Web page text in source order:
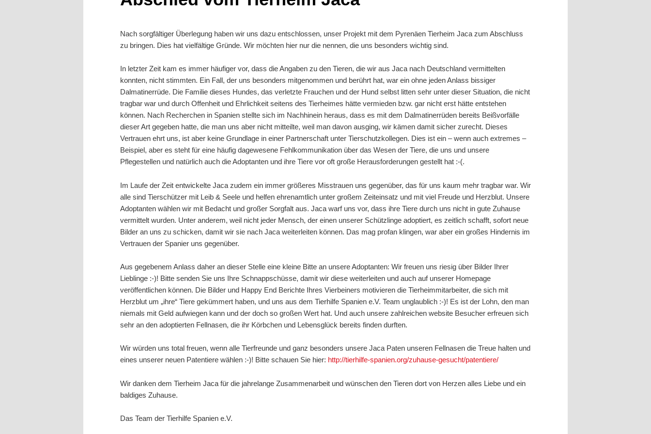
Nach sorgfältiger Überlegung haben wir uns dazu entschlossen, unser Projekt mit dem Pyrenäen Tierheim Jaca zum Abschluss
zu bringen. Dies hat vielfältige Gründe. Wir möchten hier nur die nennen, die uns besonders wichtig sind.
In letzter Zeit kam es immer häufiger vor, dass die Angaben zu den Tieren, die wir aus Jaca nach Deutschland vermittelten
konnten, nicht stimmten. Ein Fall, der uns besonders mitgenommen und berührt hat, war ein ohne jeden Anlass bissiger
Dalmatinerrüde. Die Familie dieses Hundes, das verletzte Frauchen und der Hund selbst litten sehr unter dieser Situation, die nicht
tragbar war und durch Offenheit und Ehrlichkeit seitens des Tierheimes hätte vermieden bzw. gar nicht erst hätte entstehen
können. Nach Recherchen in Spanien stellte sich im Nachhinein heraus, dass es mit dem Dalmatinerrüden bereits Beißvorfälle
dieser Art gegeben hatte, die man uns aber nicht mitteilte, weil man davon ausging, wir kämen damit sicher zurecht. Dieses
Vertrauen ehrt uns, ist aber keine Grundlage in einer Partnerschaft unter Tierschutzkollegen. Dies ist ein – wenn auch extremes –
Beispiel, aber es steht für eine häufig dagewesene Fehlkommunikation über das Wesen der Tiere, die uns und unsere
Pflegestellen und natürlich auch die Adoptanten und ihre Tiere vor oft große Herausforderungen gestellt hat :-(.
Im Laufe der Zeit entwickelte Jaca zudem ein immer größeres Misstrauen uns gegenüber, das für uns kaum mehr tragbar war. Wir
alle sind Tierschützer mit Leib & Seele und helfen ehrenamtlich unter großem Zeiteinsatz und mit viel Freude und Herzblut. Unsere
Adoptanten wählen wir mit Bedacht und großer Sorgfalt aus. Jaca warf uns vor, dass ihre Tiere durch uns nicht in gute Zuhause
vermittelt wurden. Unter anderem, weil nicht jeder Mensch, der einen unserer Schützlinge adoptiert, es zeitlich schafft, sofort neue
Bilder an uns zu schicken, damit wir sie nach Jaca weiterleiten können. Das mag profan klingen, war aber ein großes Hindernis im
Vertrauen der Spanier uns gegenüber.
Aus gegebenem Anlass daher an dieser Stelle eine kleine Bitte an unsere Adoptanten: Wir freuen uns riesig über Bilder Ihrer
Lieblinge :-)! Bitte senden Sie uns Ihre Schnappschüsse, damit wir diese weiterleiten und auch auf unserer Homepage
veröffentlichen können. Die Bilder und Happy End Berichte Ihres Vierbeiners motivieren die Tierheimmitarbeiter, die sich mit
Herzblut um „ihre“ Tiere gekümmert haben, und uns aus dem Tierhilfe Spanien e.V. Team unglaublich :-)! Es ist der Lohn, den man
niemals mit Geld aufwiegen kann und der doch so großen Wert hat. Und auch unsere zahlreichen website Besucher erfreuen sich
sehr an den adoptierten Fellnasen, die ihr Körbchen und Lebensglück bereits finden durften.
Wir würden uns total freuen, wenn alle Tierfreunde und ganz besonders unsere Jaca Paten unseren Fellnasen die Treue halten und
eines unserer neuen Patentiere wählen :-)! Bitte schauen Sie hier: http://tierhilfe-spanien.org/zuhause-gesucht/patentiere/
Wir danken dem Tierheim Jaca für die jahrelange Zusammenarbeit und wünschen den Tieren dort von Herzen alles Liebe und ein
baldiges Zuhause.
Das Team der Tierhilfe Spanien e.V.